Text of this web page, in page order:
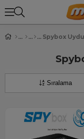
Spybox Uydu
Sıralama